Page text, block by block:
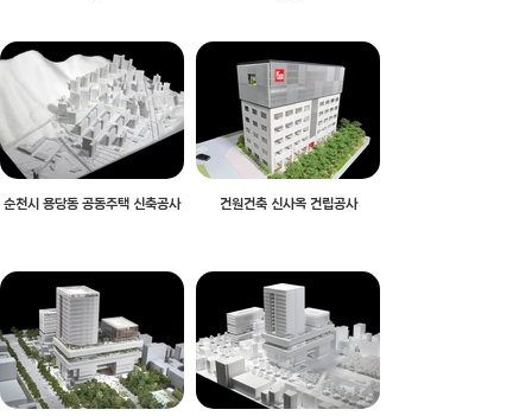
순천시 용당동 공동주택 신축공사 건원건축 신사옥 건립공사